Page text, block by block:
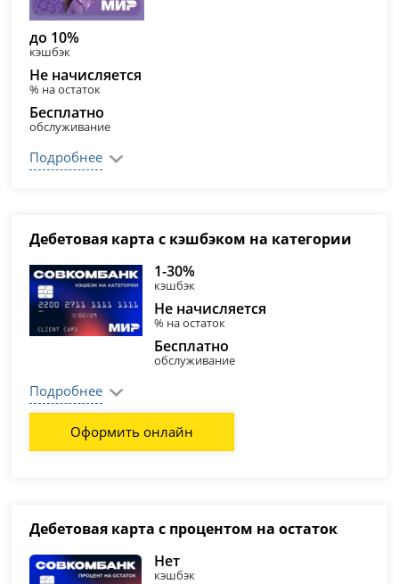
до 10%
кэшбэк
Не начисляется
% на остаток
Бесплатно
обслуживание
Подробнее
Дебетовая карта с кэшбэком на категории
1-30%
кэшбэк
Не начисляется
% на остаток
Бесплатно
обслуживание
Подробнее
Оформить онлайн
Дебетовая карта с процентом на остаток
Нет
кэшбэк